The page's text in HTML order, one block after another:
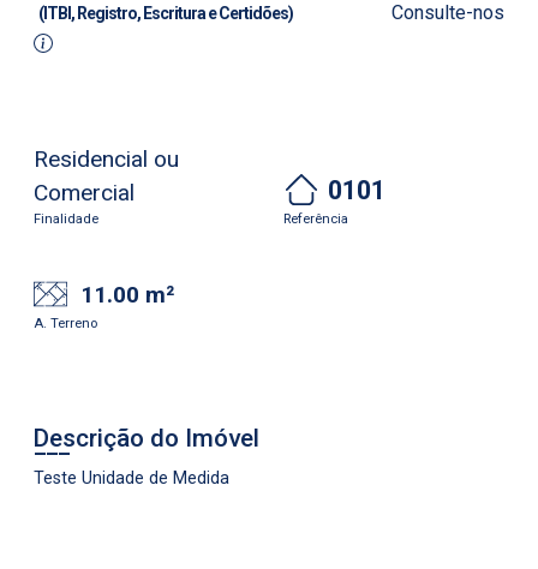
(ITBI, Registro, Escritura e Certidões) Consulte-nos
Residencial ou
Comercial
Finalidade
0101
Referência
11.00 m²
A. Terreno
Descrição do Imóvel
Teste Unidade de Medida